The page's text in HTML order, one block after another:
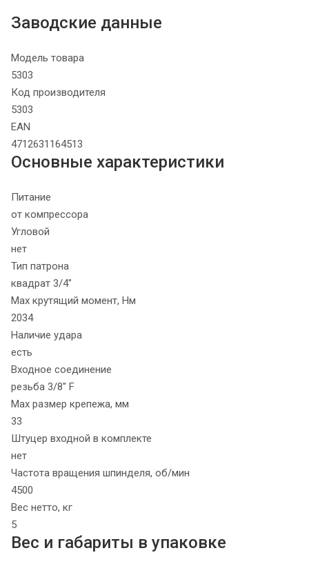
Заводские данные
Модель товара
5303
Код производителя
5303
EAN
4712631164513
Основные характеристики
Питание
от компрессора
Угловой
нет
Тип патрона
квадрат 3/4"
Max крутящий момент, Нм
2034
Наличие удара
есть
Входное соединение
резьба 3/8" F
Max размер крепежа, мм
33
Штуцер входной в комплекте
нет
Частота вращения шпинделя, об/мин
4500
Вес нетто, кг
5
Вес и габариты в упаковке